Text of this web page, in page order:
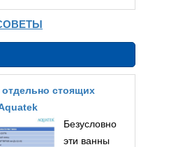
стоящих
Безусловно
эти ванны